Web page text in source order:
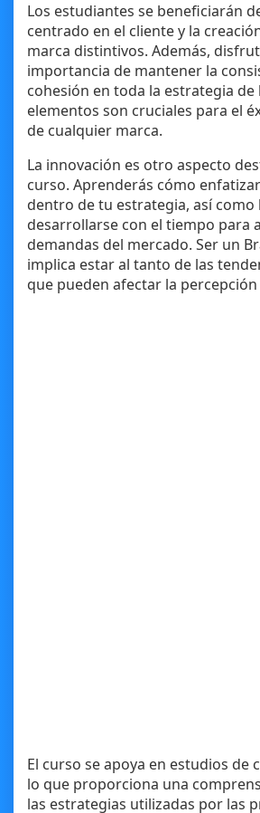
Los estudiantes se beneficiarán
centrado en el cliente y la
marca distintivos. Además,
importancia de mantener la
cohesión en toda la estrategia de
elementos son cruciales para el
de cualquier marca.
La innovación es otro aspecto
curso. Aprenderás cómo
dentro de tu estrategia, así
desarrollarse con el tiempo para
demandas del mercado. Ser un
implica estar al tanto de las
que pueden afectar la
El curso se apoya en estudios de
lo que proporciona una
las estrategias utilizadas por las